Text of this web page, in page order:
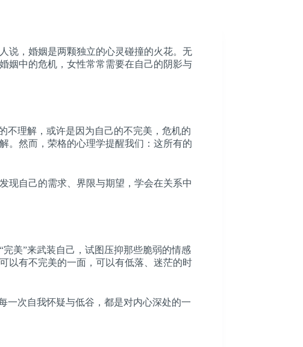
说，婚姻是两颗独立的心灵碰撞的火花。无
姻中的危机，女性常常需要在自己的阴影与
不理解，或许是因为自己的不完美，危机的
。然而，荣格的心理学提醒我们：这所有的
现自己的需求、界限与期望，学会在关系中
美”来武装自己，试图压抑那些脆弱的情感
以有不完美的一面，可以有低落、迷茫的时
一次自我怀疑与低谷，都是对内心深处的一